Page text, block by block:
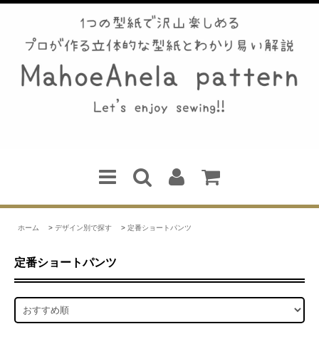
ホーム > デザイン別で探す > 定番ショートパンツ
定番ショートパンツ